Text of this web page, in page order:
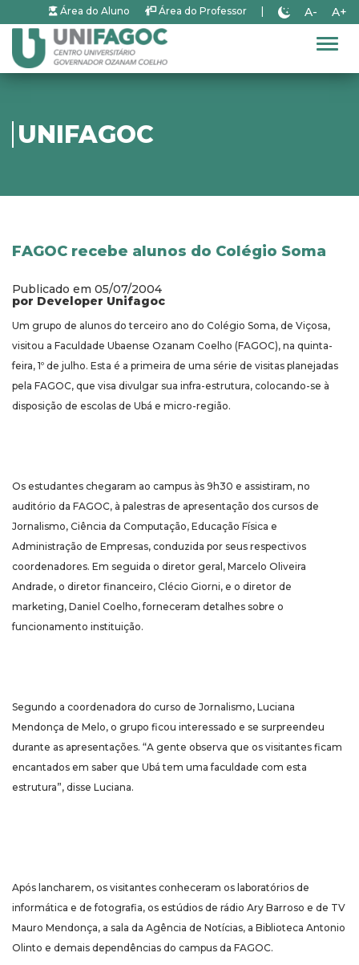
Área do Aluno Área do Professor A- A+
UNIFAGOC
FAGOC recebe alunos do Colégio Soma
Publicado em 05/07/2004
por Developer Unifagoc
Um grupo de alunos do terceiro ano do Colégio Soma, de Viçosa,
visitou a Faculdade Ubaense Ozanam Coelho (FAGOC), na quinta-
feira, 1º de julho. Esta é a primeira de uma série de visitas planejadas
pela FAGOC, que visa divulgar sua infra-estrutura, colocando-se à
disposição de escolas de Ubá e micro-região.
Os estudantes chegaram ao campus às 9h30 e assistiram, no
auditório da FAGOC, à palestras de apresentação dos cursos de
Jornalismo, Ciência da Computação, Educação Física e
Administração de Empresas, conduzida por seus respectivos
coordenadores. Em seguida o diretor geral, Marcelo Oliveira
Andrade, o diretor financeiro, Clécio Giorni, e o diretor de
marketing, Daniel Coelho, forneceram detalhes sobre o
funcionamento instituição.
Segundo a coordenadora do curso de Jornalismo, Luciana
Mendonça de Melo, o grupo ficou interessado e se surpreendeu
durante as apresentações. “A gente observa que os visitantes ficam
encantados em saber que Ubá tem uma faculdade com esta
estrutura”, disse Luciana.
Após lancharem, os visitantes conheceram os laboratórios de
informática e de fotografia, os estúdios de rádio Ary Barroso e de TV
Mauro Mendonça, a sala da Agência de Notícias, a Biblioteca Antonio
Olinto e demais dependências do campus da FAGOC.